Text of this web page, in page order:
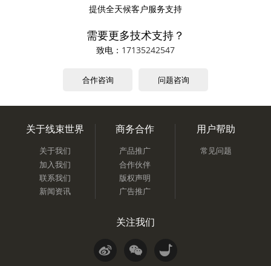
提供全天候客户服务支持
需要更多技术支持？
致电： 17135242547
合作咨询 问题咨询
关于线束世界
关于我们
加入我们
联系我们
新闻资讯
商务合作
产品推广
合作伙伴
版权声明
广告推广
用户帮助
常见问题
关注我们